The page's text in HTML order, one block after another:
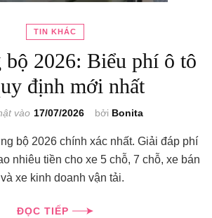
TIN KHÁC
bộ 2026: Biểu phí ô tô
định mới nhất
bởi Bonita
vào 17/07/2026
bộ 2026 chính xác nhất. Giải đáp phí
nhiêu tiền cho xe 5 chỗ, 7 chỗ, xe bán
xe kinh doanh vận tải.
ĐỌC TIẾP